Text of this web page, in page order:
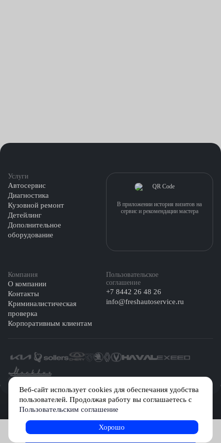
Записаться на услугу
Веб-сайт использует cookies для обеспечания удобства
пользователей. Продолжая работу вы соглашаетесь с
Пользовательским соглашение
Хорошо
Услуги
Автосервис
Диагностика
Кузовной ремонт
Детейлинг
Дополнительное
оборудование
Компания
О компании
Контакты
Криминалистическая
проверка
Корпоративным клиентам
Пользовательское
соглашение
+7 8442 26 48 26
info@freshautoservice.ru
В приложении история визитов на
сервис и рекомендации мастера
©️ 2026 Fresh Auto
Сетевое издание «Первый автомобильный маркетплейс» зарегистрировано
Решением Федеральной службы по надзору в сфере связи, информационных
технологий и массовых коммуникаций (Роскомнадзор) № Эл № ФС77-84512 от
29 декабря 2022 г.
Учредитель: Общество с ограниченной ответственностью «МБ-Авто»
Главный редактор: Камышникова Анастасия Игоревна